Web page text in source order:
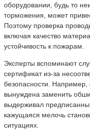
оборудовании, будь то
торможения, может
Поэтому проверка
включая качество
устойчивость к пожарам.
Эксперты вспоминают
сертификат из-за
безопасности.
вынуждена заменить
выдерживал
кажущаяся мелочь
ситуациях.